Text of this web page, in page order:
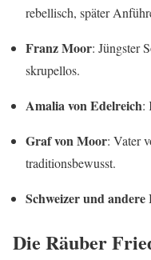
rebellisch, später
Franz Moor: Jüngster
skrupellos.
Amalia von Edelreich:
Graf von Moor: Vater
traditionsbewusst.
Schweizer und andere
Die Räuber